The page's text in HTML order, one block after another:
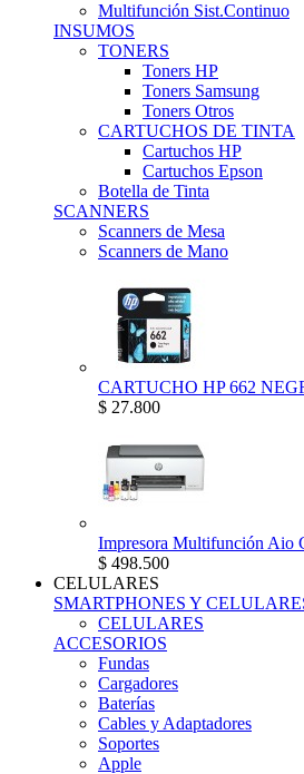
Multifunción Sist.Continuo
INSUMOS
TONERS
Toners HP
Toners Samsung
Toners Otros
CARTUCHOS DE TINTA
Cartuchos HP
Cartuchos Epson
Botella de Tinta
SCANNERS
Scanners de Mesa
Scanners de Mano
CARTUCHO HP 662
$ 27.800
Impresora Multifunción Aio
$ 498.500
CELULARES
SMARTPHONES Y
CELULARES
ACCESORIOS
Fundas
Cargadores
Baterías
Cables y Adaptadores
Soportes
Apple